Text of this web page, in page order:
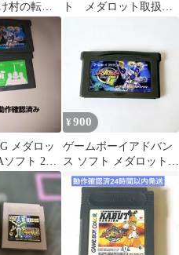
村の転校
ト メダロット取扱説
メダロッ
ソフト 2本
¥900
ゲームボーイアドバン
ス ソフト メダロットG
クワガタ ソフトのみ 動
作確認済み